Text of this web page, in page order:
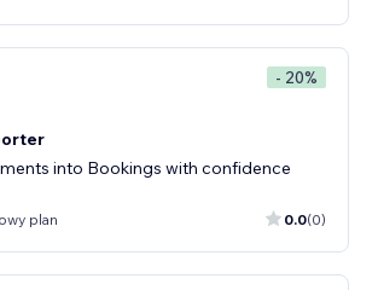
- 20%
into Bookings with confidence
plan 0.0(0)